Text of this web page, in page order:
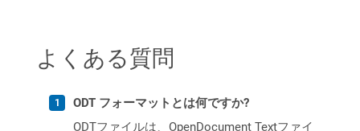
よくある質問
ODT フォーマットとは何ですか?
ODTファイルは、OpenDocument Textファイ